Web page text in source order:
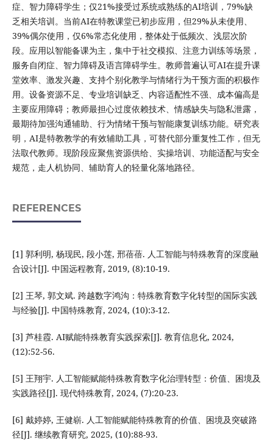
症、智力障碍学生；仅21%接受过系统或熟练的AI培训，79%缺
乏相关培训。当前AI在特教课堂已初步应用，但29%从未使用、
39%偶尔使用，仅6%常态化使用，整体处于低频次、浅层次阶
段。应用以智能备课为主，集中于社交模拟、注意力训练等场景，
服务自闭症、智力障碍及语言障碍学生。教师普遍认可AI在提升课
堂效率、激发兴趣、支持个别化教学与情绪行为干预方面的积极作
用。设备资源不足、专业培训缺乏、内容适配性不强、成本偏高是
主要应用障碍；教师最担心过度依赖技术、情感缺失与隐私泄露，
最期待加强沟通辅助、行为情绪干预与智能康复训练功能。研究表
明，AI是特教教学的有效辅助工具，可替代部分重复性工作，但无
法取代教师。现阶段应聚焦资源供给、实操培训、功能适配与安全
规范，走人机协同、辅助育人的轻量化落地路径。
REFERENCES
[1] 郭利明, 杨现民, 段小莲, 邢蓓蓓. 人工智能与特殊教育的深度融
合设计[J]. 中国远程教育, 2019, (8):10-19.
[2] 王琴, 郭文斌. 跨越数字鸿沟：特殊教育数字化转型的国际实践
与经验[J]. 中国特殊教育, 2024, (10):3-12.
[3] 芦桂霞. AI赋能特殊教育实践探索[J]. 教育信息化, 2024,
(12):52-56.
[5] 王翔宇. 人工智能赋能特殊教育数字化治理转型：价值、困境及
实践路径[J]. 现代特殊教育, 2024, (7):20-23.
[6] 戴婷婷, 王健崭. 人工智能赋能特殊教育的价值、困境及突破路
径[J]. 继续教育研究, 2025, (10):88-93.